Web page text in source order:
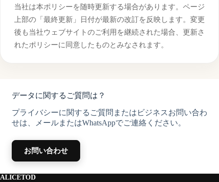
当社は本ポリシーを随時更新する場合があります。ページ
上部の「最終更新」日付が最新の改訂を反映します。変更
後も当社ウェブサイトのご利用を継続された場合、更新さ
れたポリシーに同意したものとみなされます。
データに関するご質問は？
プライバシーに関するご質問またはビジネスお問い合わ
せは、メールまたはWhatsAppでご連絡ください。
お問い合わせ
ALICETOD